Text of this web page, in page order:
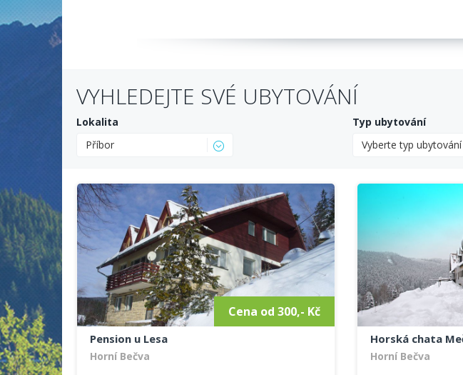
VYHLEDEJTE SVÉ UBYTOVÁNÍ
Lokalita
Příbor
Typ ubytování
Vyberte typ ubytování
Cena od 300,- Kč
Pension u Lesa
Horní Bečva
Horská chata
Horní Bečva